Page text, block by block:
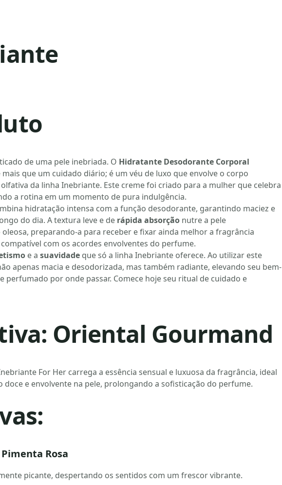
de uma pele inebriada. O Hidratante Desodorante Corporal
mais que um cuidado diário; é um véu de luxo que envolve o corpo
da linha Inebriante. Este creme foi criado para a mulher que celebra
a rotina em um momento de pura indulgência.
hidratação intensa com a função desodorante, garantindo maciez e
do dia. A textura leve e de rápida absorção nutre a pele
preparando-a para receber e fixar ainda melhor a fragrância
com os acordes envolventes do perfume.
e a suavidade que só a linha Inebriante oferece. Ao utilizar este
apenas macia e desodorizada, mas também radiante, elevando seu bem-
por onde passar. Comece hoje seu ritual de cuidado e
Oriental Gourmand
For Her carrega a essência sensual e luxuosa da fragrância, ideal
e envolvente na pele, prolongando a sofisticação do perfume.
Rosa
picante, despertando os sentidos com um frescor vibrante.